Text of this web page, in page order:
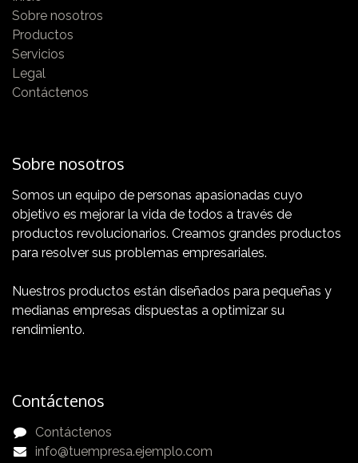
Sobre nosotros
Productos
Servicios
Legal
Contáctenos
Sobre nosotros
Somos un equipo de personas apasionadas cuyo
objetivo es mejorar la vida de todos a través de
productos revolucionarios. Creamos grandes productos
para resolver sus problemas empresariales.
Nuestros productos están diseñados para pequeñas y
medianas empresas dispuestas a optimizar su
rendimiento.
Contáctenos
Contáctenos
info@tuempresa.ejemplo.com